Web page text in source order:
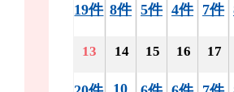
19件 8件 5件 4件 7件
13 14
10
15 16 17